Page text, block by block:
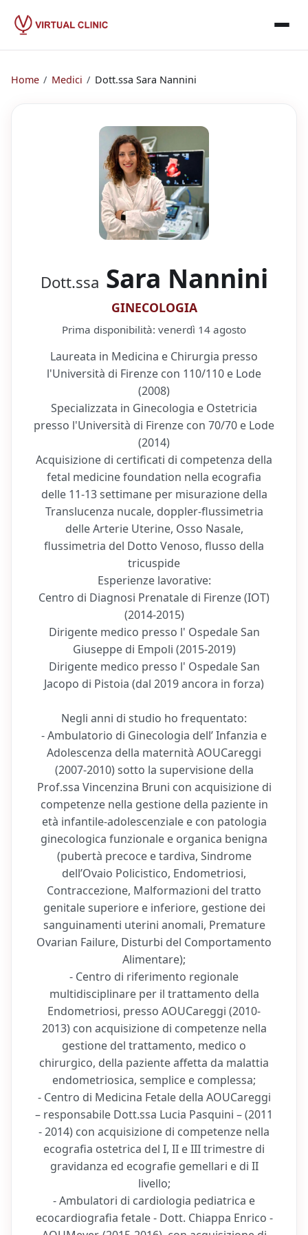
Home / Medici / Dott.ssa Sara Nannini
Dott.ssa Sara Nannini
GINECOLOGIA
Prima disponibilità: venerdì 14 agosto
Laureata in Medicina e Chirurgia presso
l'Università di Firenze con 110/110 e Lode
(2008)
Specializzata in Ginecologia e Ostetricia
presso l'Università di Firenze con 70/70 e Lode
(2014)
Acquisizione di certificati di competenza della
fetal medicine foundation nella ecografia
delle 11-13 settimane per misurazione della
Translucenza nucale, doppler-flussimetria
delle Arterie Uterine, Osso Nasale,
flussimetria del Dotto Venoso, flusso della
tricuspide
Esperienze lavorative:
Centro di Diagnosi Prenatale di Firenze (IOT)
(2014-2015)
Dirigente medico presso l' Ospedale San
Giuseppe di Empoli (2015-2019)
Dirigente medico presso l' Ospedale San
Jacopo di Pistoia (dal 2019 ancora in forza)
Negli anni di studio ho frequentato:
- Ambulatorio di Ginecologia dell’ Infanzia e
Adolescenza della maternità AOUCareggi
(2007-2010) sotto la supervisione della
Prof.ssa Vincenzina Bruni con acquisizione di
competenze nella gestione della paziente in
età infantile-adolescenziale e con patologia
ginecologica funzionale e organica benigna
(pubertà precoce e tardiva, Sindrome
dell’Ovaio Policistico, Endometriosi,
Contraccezione, Malformazioni del tratto
genitale superiore e inferiore, gestione dei
sanguinamenti uterini anomali, Premature
Ovarian Failure, Disturbi del Comportamento
Alimentare);
- Centro di riferimento regionale
multidisciplinare per il trattamento della
Endometriosi, presso AOUCareggi (2010-
2013) con acquisizione di competenze nella
gestione del trattamento, medico o
chirurgico, della paziente affetta da malattia
endometriosica, semplice e complessa;
- Centro di Medicina Fetale della AOUCareggi
– responsabile Dott.ssa Lucia Pasquini – (2011
- 2014) con acquisizione di competenze nella
ecografia ostetrica del I, II e III trimestre di
gravidanza ed ecografie gemellari e di II
livello;
- Ambulatori di cardiologia pediatrica e
ecocardiografia fetale - Dott. Chiappa Enrico -